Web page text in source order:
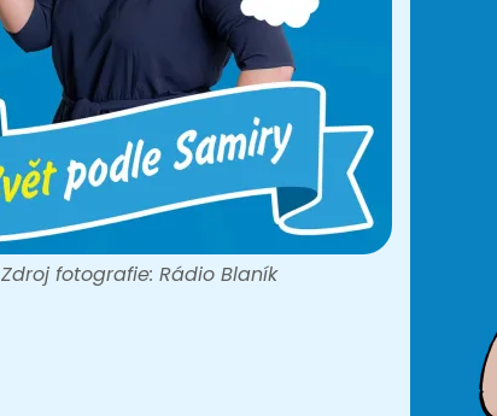
Zdroj fotografie: Rádio Blaník